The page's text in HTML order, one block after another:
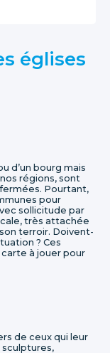
églises
d’un bourg mais
régions, sont
Pourtant,
pour
sollicitude par
très attachée
terroir. Doivent-
? Ces
à jouer pour
de ceux qui leur